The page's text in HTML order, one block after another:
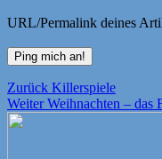
URL/Permalink deines
Zurück Vorheriger
Beitrag:
Killerspiele
Weiter Nächster
Weihnachten – das